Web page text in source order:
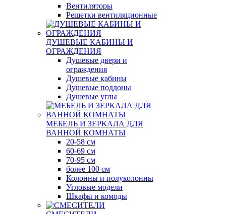
Вентиляторы
Решетки вентиляционные
ДУШЕВЫЕ КАБИНЫ И
ОГРАЖДЕНИЯ
Душевые двери и
ограждения
Душевые кабины
Душевые поддоны
Душевые углы
МЕБЕЛЬ И ЗЕРКАЛА ДЛЯ
ВАННОЙ КОМНАТЫ
20-58 см
60-69 см
70-95 см
более 100 см
Колонны и полуколонны
Угловые модели
Шкафы и комоды